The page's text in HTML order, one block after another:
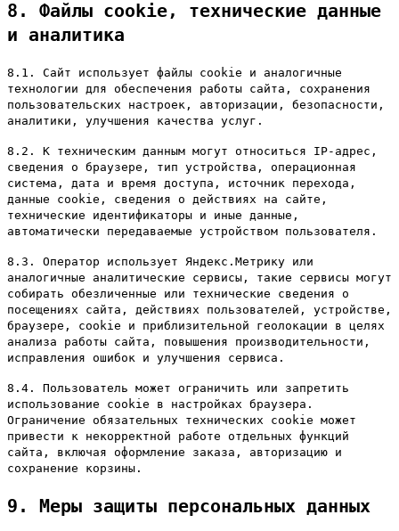
8. Файлы cookie, технические данные
и аналитика
8.1. Сайт использует файлы cookie и аналогичные
технологии для обеспечения работы сайта, сохранения
пользовательских настроек, авторизации, безопасности,
аналитики, улучшения качества услуг.
8.2. К техническим данным могут относиться IP-адрес,
сведения о браузере, тип устройства, операционная
система, дата и время доступа, источник перехода,
данные cookie, сведения о действиях на сайте,
технические идентификаторы и иные данные,
автоматически передаваемые устройством пользователя.
8.3. Оператор использует Яндекс.Метрику или
аналогичные аналитические сервисы, такие сервисы могут
собирать обезличенные или технические сведения о
посещениях сайта, действиях пользователей, устройстве,
браузере, cookie и приблизительной геолокации в целях
анализа работы сайта, повышения производительности,
исправления ошибок и улучшения сервиса.
8.4. Пользователь может ограничить или запретить
использование cookie в настройках браузера.
Ограничение обязательных технических cookie может
привести к некорректной работе отдельных функций
сайта, включая оформление заказа, авторизацию и
сохранение корзины.
9. Меры защиты персональных данных